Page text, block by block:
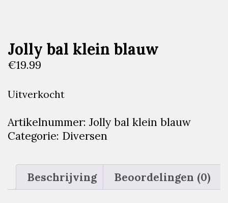
Jolly bal klein blauw
€19.99
Uitverkocht
Artikelnummer: Jolly bal klein blauw
Categorie: Diversen
Beschrijving Beoordelingen (0)